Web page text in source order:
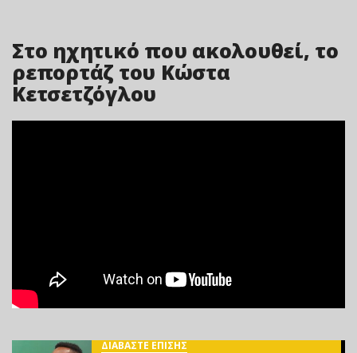
Στο ηχητικό που ακολουθεί, το
ρεπορτάζ του Κώστα
Κετσετζόγλου
ΔΙΑΒΑΣΤΕ ΕΠΙΣΗΣ